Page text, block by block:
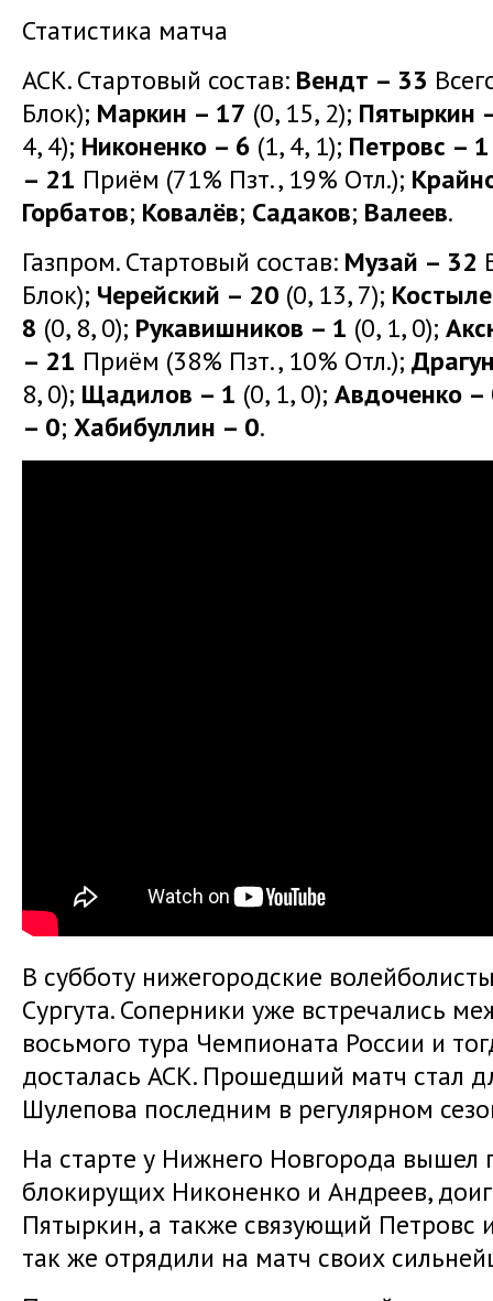
Статистика матча
АСК. Стартовый состав: Вендт – 33
Блок); Маркин – 17 (0, 15, 2); Пятыркин
4, 4); Никоненко – 6 (1, 4, 1); Петровс – 1
– 21 Приём (71% Пзт., 19% Отл.);
Горбатов; Ковалёв; Садаков; Валеев.
Газпром. Стартовый состав: Музай – 32
Блок); Черейский – 20 (0, 13, 7);
8 (0, 8, 0); Рукавишников – 1 (0, 1, 0);
– 21 Приём (38% Пзт., 10% Отл.);
8, 0); Щадилов – 1 (0, 1, 0); Авдоченко –
– 0; Хабибуллин – 0.
В субботу нижегородские
Сургута. Соперники уже встречались
восьмого тура Чемпионата России и
досталась АСК. Прошедший матч стал
Шулепова последним в регулярном
На старте у Нижнего Новгорода вышел
блокирущих Никоненко и Андреев,
Пятыркин, а также связующий Петровс
так же отрядили на матч своих